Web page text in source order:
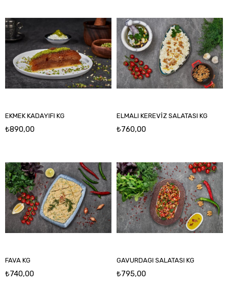
EKMEK KADAYIFI KG
₺890,00
ELMALI KEREVİZ SALATASI KG
₺760,00
FAVA KG
₺740,00
GAVURDAGI SALATASI KG
₺795,00